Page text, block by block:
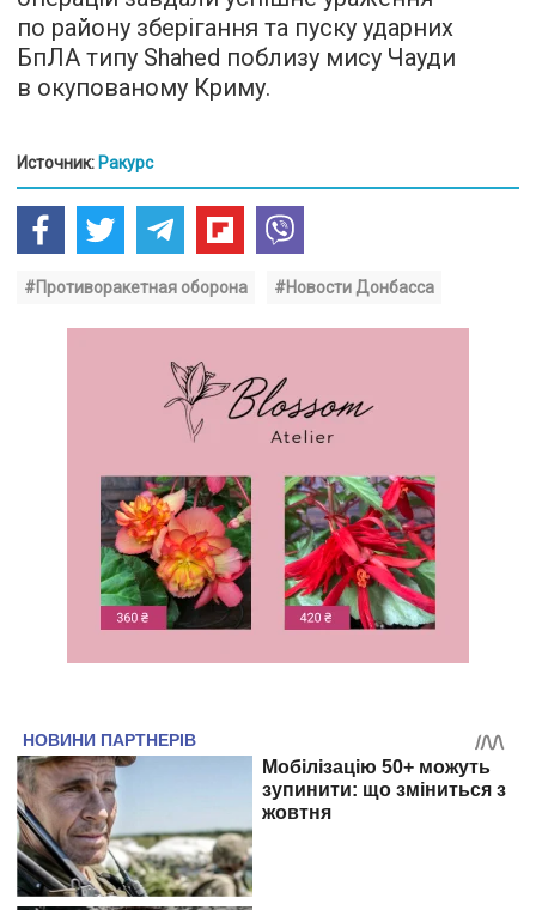
по району зберігання та пуску ударних
БпЛА типу Shahed поблизу мису Чауди
в окупованому Криму.
Источник: Ракурс
#Противоракетная оборона #Новости Донбасса